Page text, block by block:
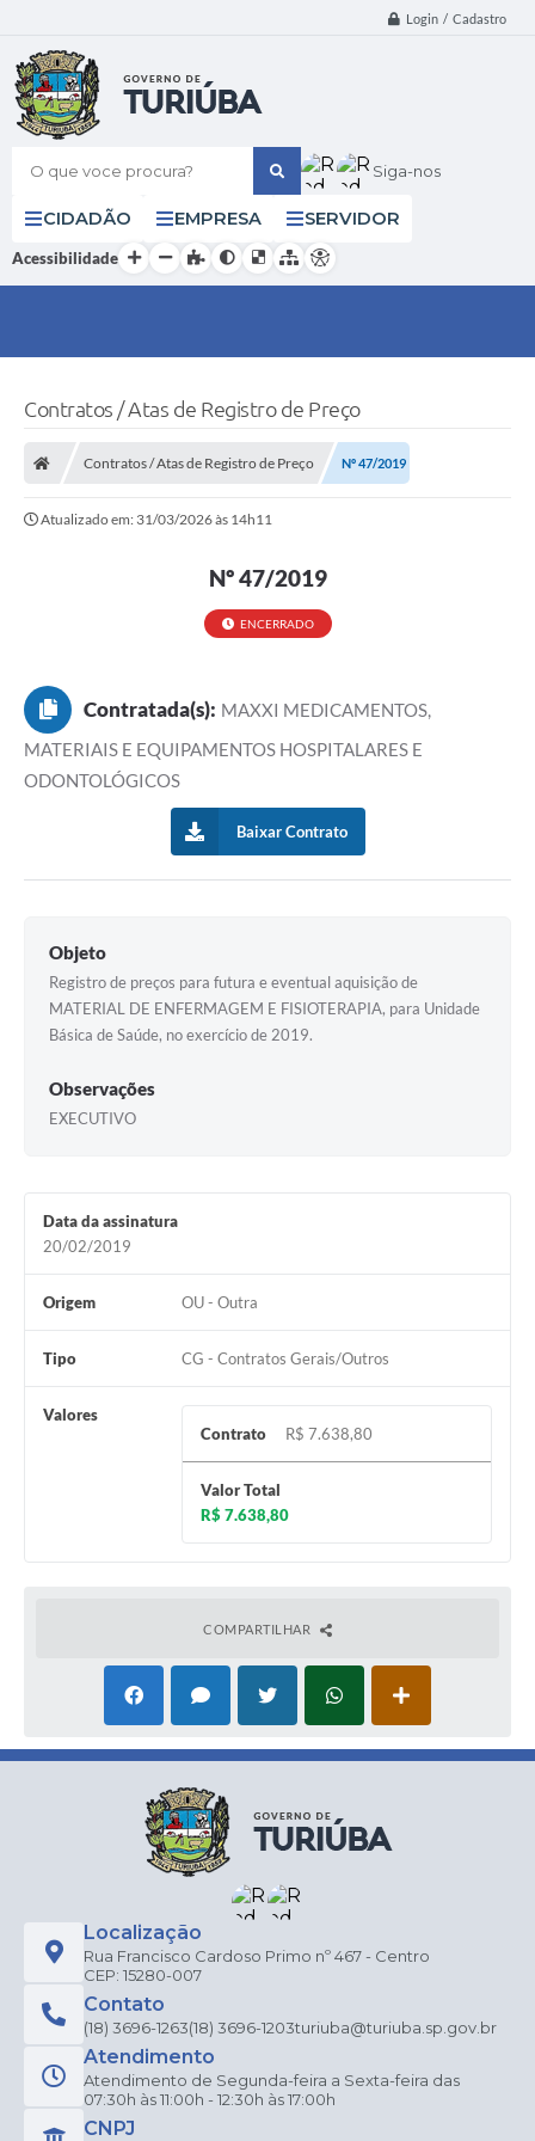
Login / Cadastro
O que voce procura? Siga-nos
CIDADÃO EMPRESA SERVIDOR
Acessibilidade
Contratos / Atas de Registro de Preço
Contratos / Atas de Registro de Preço Nº 47/2019
Atualizado em: 31/03/2026 às 14h11
Nº 47/2019
ENCERRADO
Contratada(s): MAXXI MEDICAMENTOS,
MATERIAIS E EQUIPAMENTOS HOSPITALARES E
ODONTOLÓGICOS
Baixar Contrato
Objeto
Registro de preços para futura e eventual aquisição de
MATERIAL DE ENFERMAGEM E FISIOTERAPIA, para Unidade
Básica de Saúde, no exercício de 2019.
Observações
EXECUTIVO
Data da assinatura
20/02/2019
Origem OU - Outra
Tipo CG - Contratos Gerais/Outros
Valores
Contrato
R$ 7.638,80
Valor Total
R$ 7.638,80
COMPARTILHAR
Localização
Rua Francisco Cardoso Primo nº 467 - Centro
CEP: 15280-007
Contato
(18) 3696-1263(18) 3696-1203turiuba@turiuba.sp.gov.br
Atendimento
Atendimento de Segunda-feira a Sexta-feira das
07:30h às 11:00h - 12:30h às 17:00h
CNPJ